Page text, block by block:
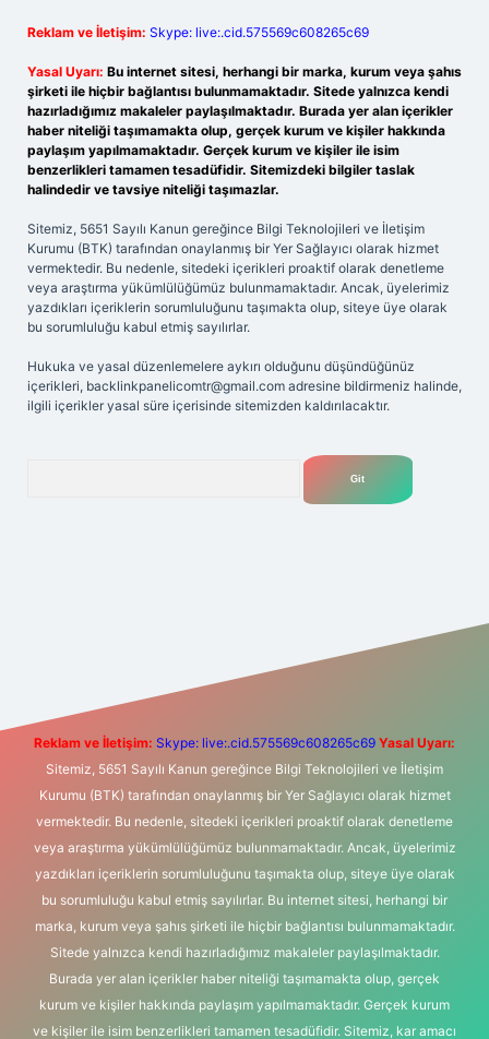
Reklam ve İletişim: Skype: live:.cid.575569c608265c69
Yasal Uyarı: Bu internet sitesi, herhangi bir marka, kurum veya şahıs
şirketi ile hiçbir bağlantısı bulunmamaktadır. Sitede yalnızca kendi
hazırladığımız makaleler paylaşılmaktadır. Burada yer alan içerikler
haber niteliği taşımamakta olup, gerçek kurum ve kişiler hakkında
paylaşım yapılmamaktadır. Gerçek kurum ve kişiler ile isim
benzerlikleri tamamen tesadüfidir. Sitemizdeki bilgiler taslak
halindedir ve tavsiye niteliği taşımazlar.
Sitemiz, 5651 Sayılı Kanun gereğince Bilgi Teknolojileri ve İletişim
Kurumu (BTK) tarafından onaylanmış bir Yer Sağlayıcı olarak hizmet
vermektedir. Bu nedenle, sitedeki içerikleri proaktif olarak denetleme
veya araştırma yükümlülüğümüz bulunmamaktadır. Ancak, üyelerimiz
yazdıkları içeriklerin sorumluluğunu taşımakta olup, siteye üye olarak
bu sorumluluğu kabul etmiş sayılırlar.
Hukuka ve yasal düzenlemelere aykırı olduğunu düşündüğünüz
içerikleri, backlinkpanelicomtr@gmail.com adresine bildirmeniz halinde,
ilgili içerikler yasal süre içerisinde sitemizden kaldırılacaktır.
Reklam ve İletişim: Skype: live:.cid.575569c608265c69 Yasal Uyarı:
Sitemiz, 5651 Sayılı Kanun gereğince Bilgi Teknolojileri ve İletişim
Kurumu (BTK) tarafından onaylanmış bir Yer Sağlayıcı olarak hizmet
vermektedir. Bu nedenle, sitedeki içerikleri proaktif olarak denetleme
veya araştırma yükümlülüğümüz bulunmamaktadır. Ancak, üyelerimiz
yazdıkları içeriklerin sorumluluğunu taşımakta olup, siteye üye olarak
bu sorumluluğu kabul etmiş sayılırlar. Bu internet sitesi, herhangi bir
marka, kurum veya şahıs şirketi ile hiçbir bağlantısı bulunmamaktadır.
Sitede yalnızca kendi hazırladığımız makaleler paylaşılmaktadır.
Burada yer alan içerikler haber niteliği taşımamakta olup, gerçek
kurum ve kişiler hakkında paylaşım yapılmamaktadır. Gerçek kurum
ve kişiler ile isim benzerlikleri tamamen tesadüfidir. Sitemiz, kar amacı